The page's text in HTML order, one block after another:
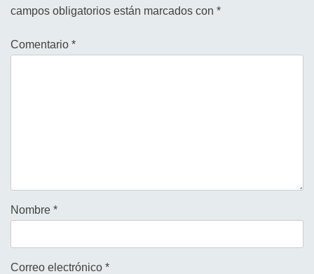
campos obligatorios están marcados con *
Comentario *
Nombre *
Correo electrónico *